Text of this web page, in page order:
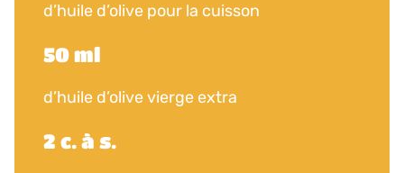
d’huile d’olive pour la cuisson
50 ml
d’huile d’olive vierge extra
2 c. à s.